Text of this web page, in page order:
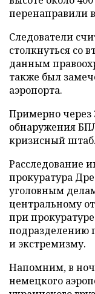
перенаправили
Следователи
столкнуться со
данным
также был
аэропорта.
Примерно через
обнаружения
кризисный штаб.
Расследование
прокуратура
уголовным
центральному
при
подразделению
и экстремизму.
Напомним, в
немецкого